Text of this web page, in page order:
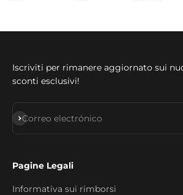
Iscriviti per rimanere aggiornato sui
sconti esclusivi!
Correo electrónico
Suscribirse
Pagine Legali
Informativa sui rimborsi